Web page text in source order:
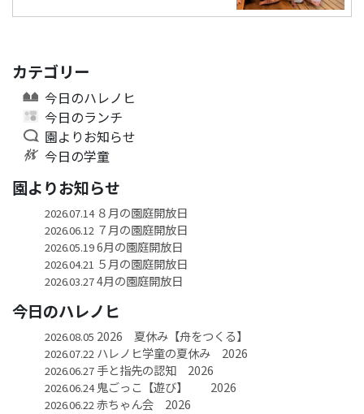
カテゴリー
今日のハレノヒ
今日のランチ
園よりお知らせ
今日の学童
園よりお知らせ
2026.07.14８月の園庭開放日
2026.06.12７月の園庭開放日
2026.05.196月の園庭開放日
2026.04.21 ５月の園庭開放日
2026.03.274月の園庭開放日
今日のハレノヒ
2026.08.05 2026 夏休み【舟をつくる】
2026.07.22ハレノヒ学童の夏休み 2026
2026.06.27手と指先の認知 2026
2026.06.24鬼ごっこ【遊び】 2026
2026.06.22赤ちゃん会 2026